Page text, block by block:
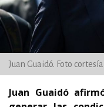
Juan Guaidó. Foto cortesía
Juan Guaidó